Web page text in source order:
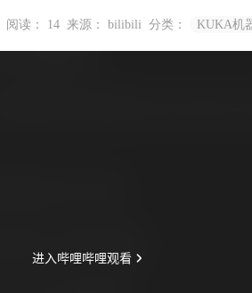
阅读： 14 来源： bilibili 分类： KUKA机